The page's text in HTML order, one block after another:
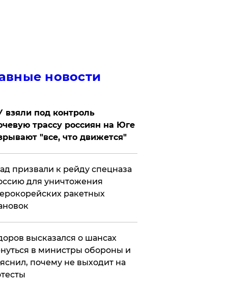
новости
взяли под контроль
трассу россиян на Юге
"все, что движется"
призвали к рейду спецназа
для уничтожения
ракетных
высказался о шансах
в министры обороны и
почему не выходит на